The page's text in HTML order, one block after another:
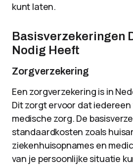
kunt laten.
Basisverzekeringen
Nodig Heeft
Zorgverzekering
Een zorgverzekering is in
Dit zorgt ervoor dat
medische zorg. De
standaardkosten zoals
ziekenhuisopnames en
van je persoonlijke situatie